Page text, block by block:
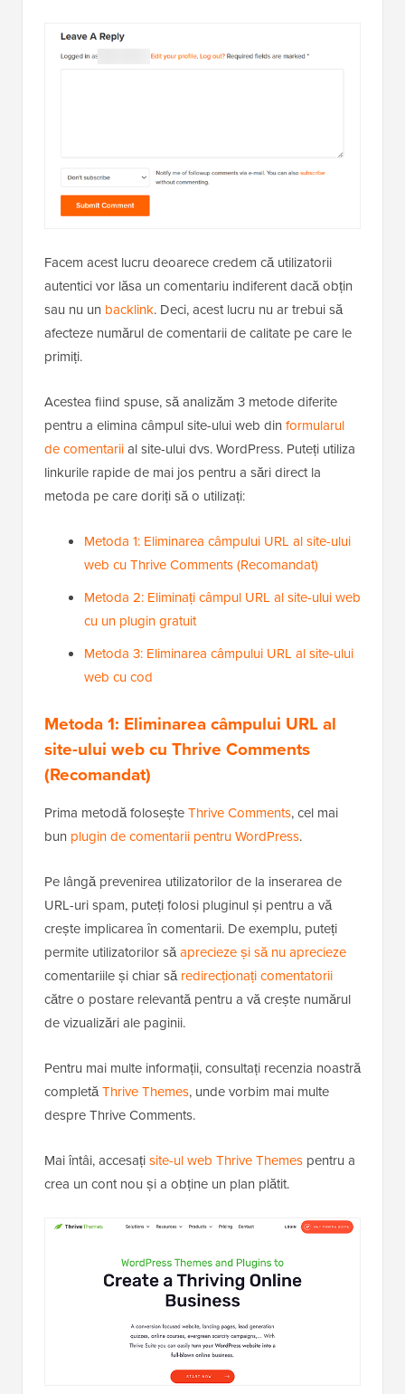
Facem acest lucru deoarece credem că utilizatorii
autentici vor lăsa un comentariu indiferent dacă obțin
sau nu un backlink. Deci, acest lucru nu ar trebui să
afecteze numărul de comentarii de calitate pe care le
primiți.
Acestea fiind spuse, să analizăm 3 metode diferite
pentru a elimina câmpul site-ului web din formularul
de comentariial site-ului dvs. WordPress. Puteți utiliza
linkurile rapide de mai jos pentru a sări direct la
metoda pe care doriți să o utilizați:
Metoda 1: Eliminarea câmpului URL al site-ului
web cu Thrive Comments (Recomandat)
Metoda 2: Eliminați câmpul URL al site-ului web
cu un plugin gratuit
Metoda 3: Eliminarea câmpului URL al site-ului
web cu cod
Metoda 1: Eliminarea câmpului URL al
site-ului web cu Thrive Comments
(Recomandat)
Prima metodă foloseșteThrive Comments, cel mai
bun plugin de comentarii pentru WordPress.
Pe lângă prevenirea utilizatorilor de la inserarea de
URL-uri spam, puteți folosi pluginul și pentru a vă
crește implicarea în comentarii. De exemplu, puteți
permite utilizatorilor săaprecieze și să nu aprecieze
comentariile și chiar săredirecționați comentatorii
către o postare relevantă pentru a vă crește numărul
de vizualizări ale paginii.
Pentru mai multe informații, consultați recenzia noastră
completăThrive Themes, unde vorbim mai multe
despre Thrive Comments.
Mai întâi, accesațisite-ul web Thrive Themes pentru a
crea un cont nou și a obține un plan plătit.